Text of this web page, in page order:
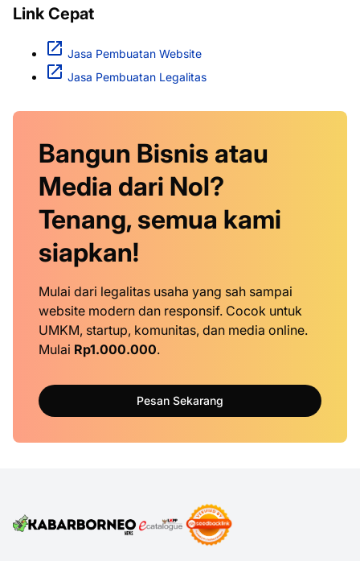
Link Cepat
Jasa Pembuatan Website
Jasa Pembuatan Legalitas
Bangun Bisnis atau
Media dari Nol?
Tenang, semua kami
siapkan!
Mulai dari legalitas usaha yang sah sampai
website modern dan responsif. Cocok untuk
UMKM, startup, komunitas, dan media online.
Mulai Rp1.000.000.
Pesan Sekarang